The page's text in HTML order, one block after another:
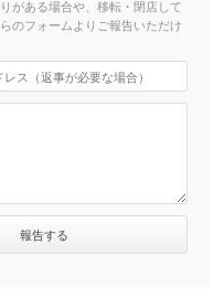
がある場合や、移転・閉店して
のフォームよりご報告いただけ